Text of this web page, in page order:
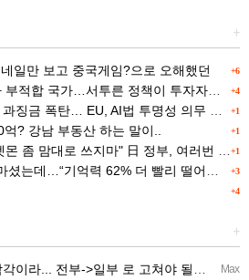
+
+6
일만 보고 중국게임?으로 오해했던
+4
국가…서투른 정책이 투자자에게 트라우마”
+1
금 폭탄… EU, AI법 투명성 의무 본격 가동
+1
? 강남 부동산 하는 말이..
+1
대로 쓰지마" 日 정부, 여러번 '공식 우려' 표명
+3
는데…“기억력 62% 더 빨리 떨어진다
+4
+
Max
... 전부->일부 로 고쳐야 될듯 ㅡ..ㅡy~